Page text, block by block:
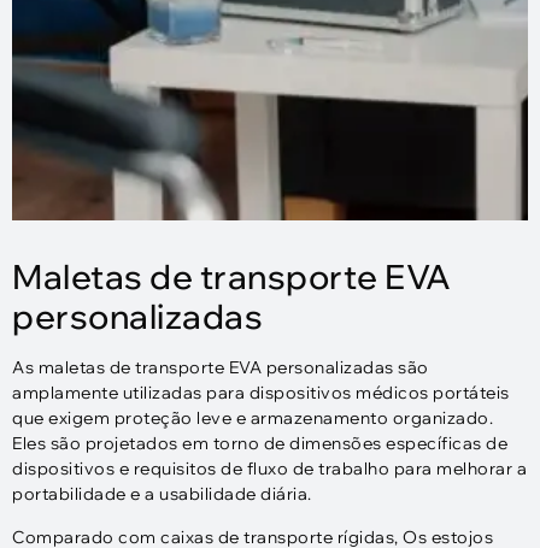
Maletas de transporte EVA
personalizadas
As maletas de transporte EVA personalizadas são
amplamente utilizadas para dispositivos médicos portáteis
que exigem proteção leve e armazenamento organizado.
Eles são projetados em torno de dimensões específicas de
dispositivos e requisitos de fluxo de trabalho para melhorar a
portabilidade e a usabilidade diária.
Comparado com caixas de transporte rígidas, Os estojos